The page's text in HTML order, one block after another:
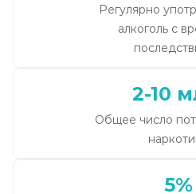
Регулярно
алкоголь с
2-10
Общее число
5%